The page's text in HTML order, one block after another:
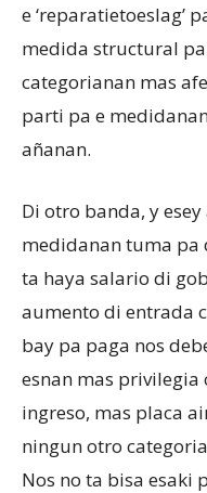
e ‘reparatietoeslag’
medida structural
categorianan mas
parti pa e
añanan.
Di otro banda, y
medidanan tuma pa
ta haya salario di
aumento di entrada
bay pa paga nos
esnan mas
ingreso, mas placa
ningun otro
Nos no ta bisa esaki